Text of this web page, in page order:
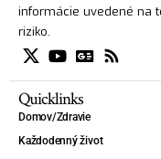
informácie uvedené na
riziko.
Quicklinks
Domov/Zdravie
Každodenný život